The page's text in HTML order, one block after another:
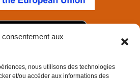
consentement aux
nous utilisons des technologies
et/ou accéder aux informations des